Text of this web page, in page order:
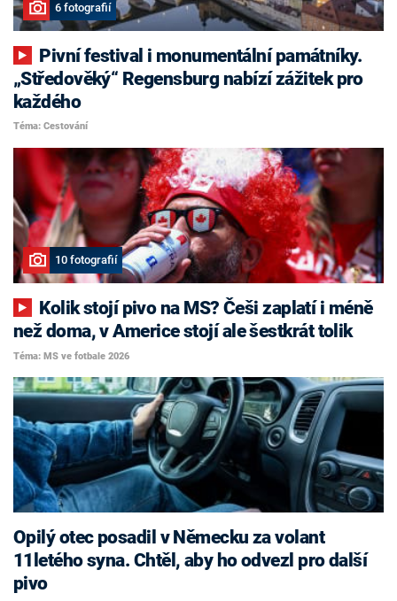
6 fotografií
„Středověký“ Regensburg nabízí zážitek pro
každého
Téma: Cestování
10 fotografií
než doma, v Americe stojí ale šestkrát tolik
Téma: MS ve fotbale 2026
Opilý otec posadil v Německu za volant
11letého syna. Chtěl, aby ho odvezl pro další
pivo